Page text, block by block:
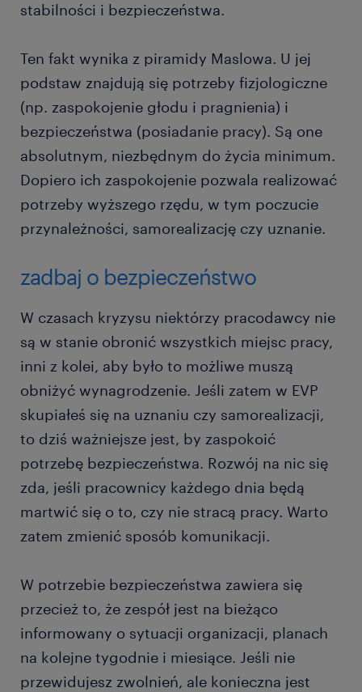
stabilności i bezpieczeństwa.
Ten fakt wynika z piramidy Maslowa. U jej
podstaw znajdują się potrzeby fizjologiczne
(np. zaspokojenie głodu i pragnienia) i
bezpieczeństwa (posiadanie pracy). Są one
absolutnym, niezbędnym do życia minimum.
Dopiero ich zaspokojenie pozwala realizować
potrzeby wyższego rzędu, w tym poczucie
przynależności, samorealizację czy uznanie.
zadbaj o bezpieczeństwo
W czasach kryzysu niektórzy pracodawcy nie
są w stanie obronić wszystkich miejsc pracy,
inni z kolei, aby było to możliwe muszą
obniżyć wynagrodzenie. Jeśli zatem w EVP
skupiałeś się na uznaniu czy samorealizacji,
to dziś ważniejsze jest, by zaspokoić
potrzebę bezpieczeństwa. Rozwój na nic się
zda, jeśli pracownicy każdego dnia będą
martwić się o to, czy nie stracą pracy. Warto
zatem zmienić sposób komunikacji.
W potrzebie bezpieczeństwa zawiera się
przecież to, że zespół jest na bieżąco
informowany o sytuacji organizacji, planach
na kolejne tygodnie i miesiące. Jeśli nie
przewidujesz zwolnień, ale konieczna jest